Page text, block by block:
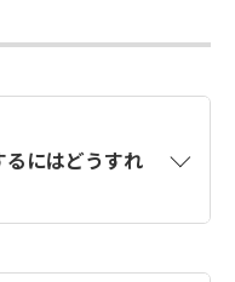
にはどうすれ